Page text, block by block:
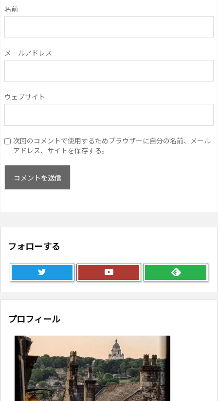
名前
メールアドレス
ウェブサイト
次回のコメントで使用するためブラウザーに自分の名前、メール
アドレス、サイトを保存する。
フォローする
プロフィール